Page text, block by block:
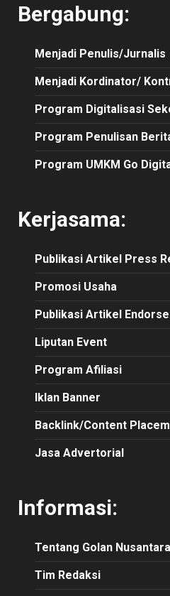
Bergabung:
Menjadi Penulis/Jurnalis
Menjadi Kordinator/
Program Digitalisasi
Program Penulisan
Program UMKM Go
Kerjasama:
Publikasi Artikel Press
Promosi Usaha
Publikasi Artikel
Liputan Event
Program Afiliasi
Iklan Banner
Backlink/Content
Jasa Advertorial
Informasi:
Tentang Golan Nusantara
Tim Redaksi